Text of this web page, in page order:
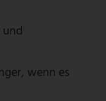
wenn es